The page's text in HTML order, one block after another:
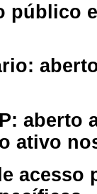
público
aberto
ativo